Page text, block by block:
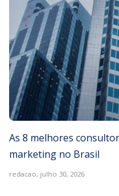
As 8 melhores
marketing no Brasil
redacao, julho 30, 2026